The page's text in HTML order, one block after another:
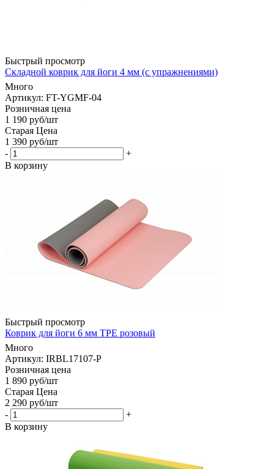
Быстрый просмотр
Складной коврик для йоги 4 мм (с упражнениями)
Много
Артикул: FT-YGMF-04
Розничная цена
1 190 руб/шт
Старая Цена
1 390 руб/шт
-
+
В корзину
Быстрый просмотр
Коврик для йоги 6 мм TPE розовый
Много
Артикул: IRBL17107-P
Розничная цена
1 890 руб/шт
Старая Цена
2 290 руб/шт
-
+
В корзину